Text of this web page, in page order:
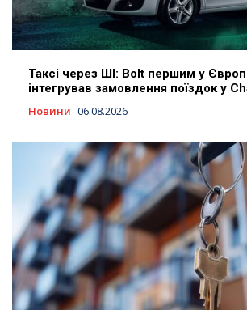
Таксі через ШІ: Bolt першим у
інтегрував замовлення поїздок у
Новини 06.08.2026